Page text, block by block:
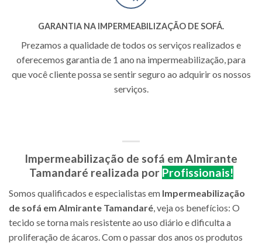
GARANTIA NA IMPERMEABILIZAÇÃO DE SOFÁ.
Prezamos a qualidade de todos os serviços realizados e
oferecemos garantia de 1 ano na impermeabilização, para
que você cliente possa se sentir seguro ao adquirir os nossos
serviços.
Impermeabilização de sofá em Almirante
Tamandaré realizada por Profissionais!
Somos qualificados e especialistas em Impermeabilização
de sofá em Almirante Tamandaré , veja os benefícios: O
tecido se torna mais resistente ao uso diário e dificulta a
proliferação de ácaros. Com o passar dos anos os produtos